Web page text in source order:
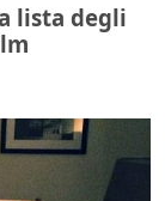
lista degli